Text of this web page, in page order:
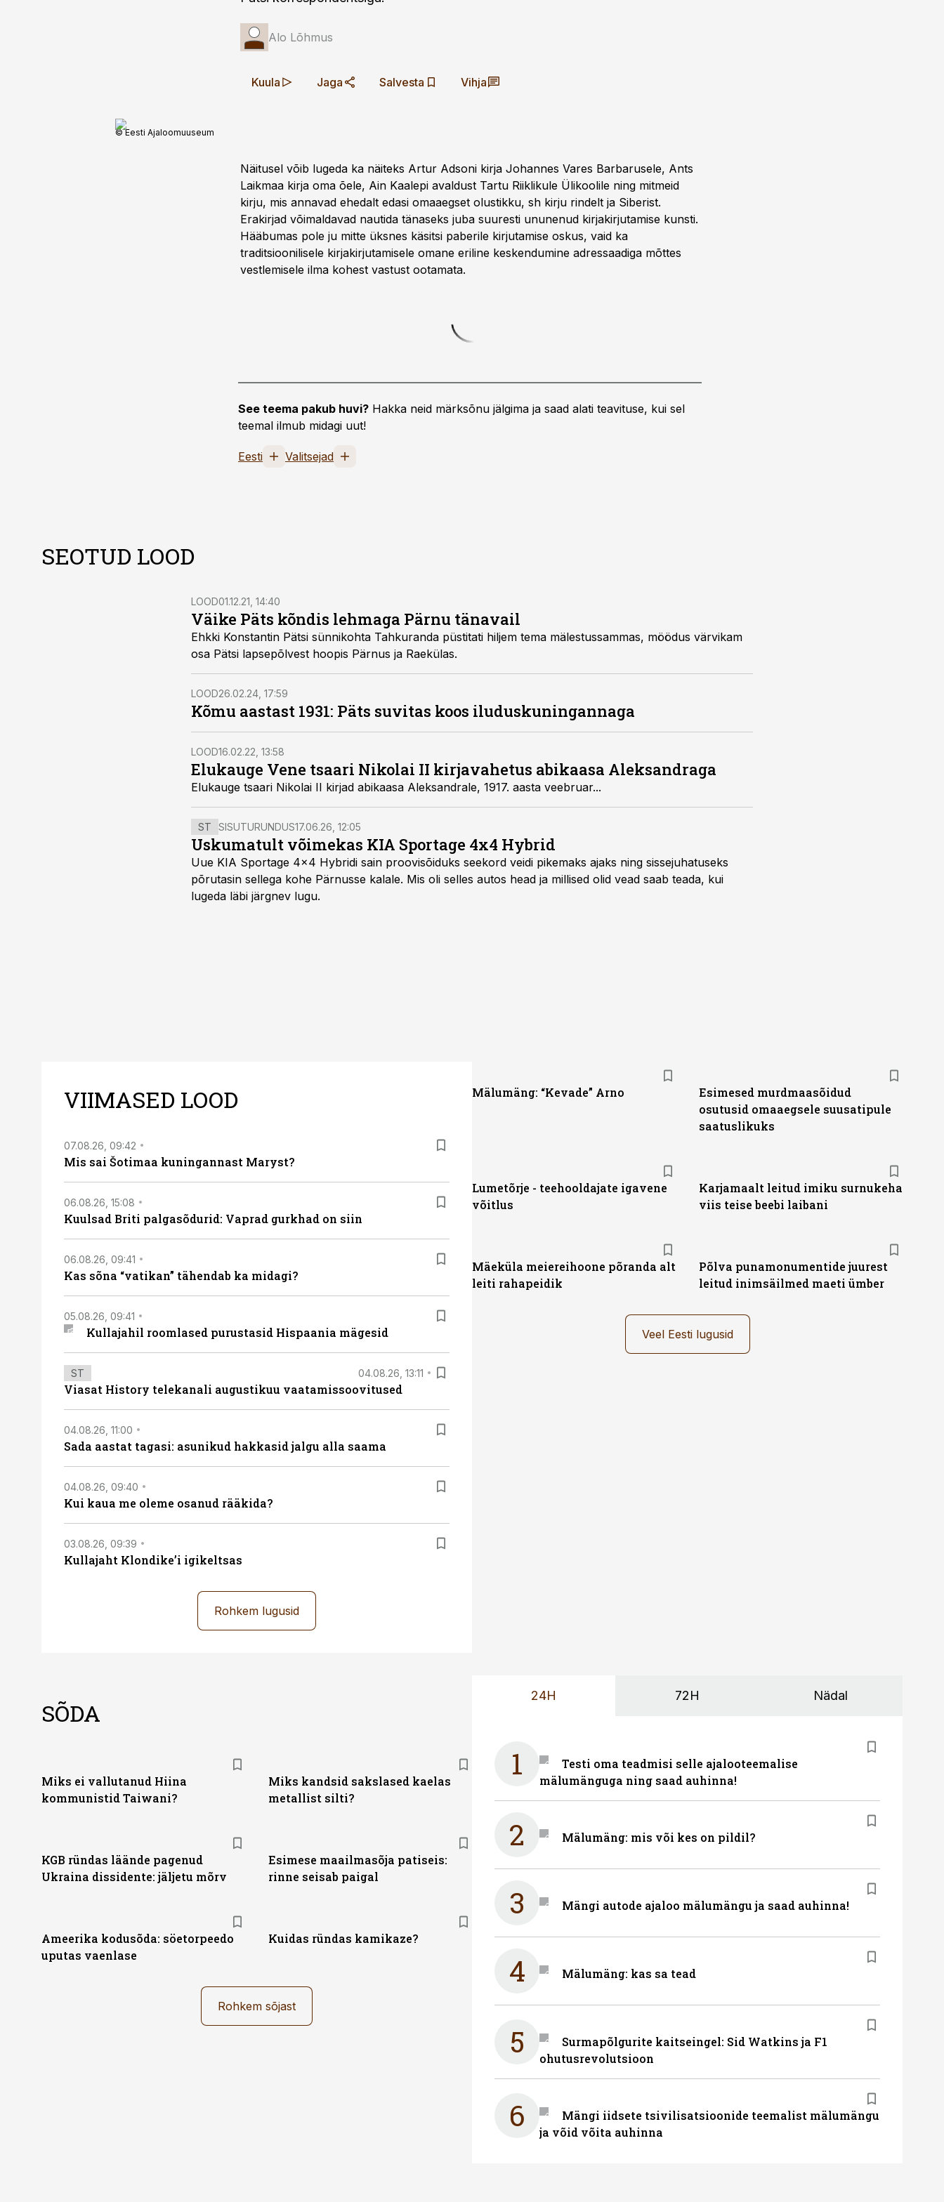
Alo Lõhmus
Kuula Jaga Salvesta Vihja
© Eesti Ajaloomuuseum
Näitusel võib lugeda ka näiteks Artur Adsoni kirja Johannes Vares Barbarusele, Ants
Laikmaa kirja oma õele, Ain Kaalepi avaldust Tartu Riiklikule Ülikoolile ning mitmeid
kirju, mis annavad ehedalt edasi omaaegset olustikku, sh kirju rindelt ja Siberist.
Erakirjad võimaldavad nautida tänaseks juba suuresti ununenud kirjakirjutamise kunsti.
Hääbumas pole ju mitte üksnes käsitsi paberile kirjutamise oskus, vaid ka
traditsioonilisele kirjakirjutamisele omane eriline keskendumine adressaadiga mõttes
vestlemisele ilma kohest vastust ootamata.
See teema pakub huvi? Hakka neid märksõnu jälgima ja saad alati teavituse, kui sel
teemal ilmub midagi uut!
Eesti Valitsejad
SEOTUD LOOD
LOOD01.12.21, 14:40
Väike Päts kõndis lehmaga Pärnu tänavail
Ehkki Konstantin Pätsi sünnikohta Tahkuranda püstitati hiljem tema mälestussammas, möödus värvikam
osa Pätsi lapsepõlvest hoopis Pärnus ja Raekülas.
LOOD26.02.24, 17:59
Kõmu aastast 1931: Päts suvitas koos iluduskuningannaga
LOOD16.02.22, 13:58
Elukauge Vene tsaari Nikolai II kirjavahetus abikaasa Aleksandraga
Elukauge tsaari Nikolai II kirjad abikaasa Aleksandrale, 1917. aasta veebruar...
ST SISUTURUNDUS17.06.26, 12:05
Uskumatult võimekas KIA Sportage 4x4 Hybrid
Uue KIA Sportage 4x4 Hybridi sain proovisõiduks seekord veidi pikemaks ajaks ning sissejuhatuseks
põrutasin sellega kohe Pärnusse kalale. Mis oli selles autos head ja millised olid vead saab teada, kui
lugeda läbi järgnev lugu.
VIIMASED LOOD
07.08.26, 09:42
Mis sai Šotimaa kuningannast Maryst?
06.08.26, 15:08
Kuulsad Briti palgasõdurid: Vaprad gurkhad on siin
06.08.26, 09:41
Kas sõna “vatikan” tähendab ka midagi?
05.08.26, 09:41
Kullajahil roomlased purustasid Hispaania mägesid
ST 04.08.26, 13:11
Viasat History telekanali augustikuu vaatamissoovitused
04.08.26, 11:00
Sada aastat tagasi: asunikud hakkasid jalgu alla saama
04.08.26, 09:40
Kui kaua me oleme osanud rääkida?
03.08.26, 09:39
Kullajaht Klondike’i igikeltsas
Rohkem lugusid
Mälumäng: “Kevade” Arno
Esimesed murdmaasõidud
osutusid omaaegsele suusatipule
saatuslikuks
Lumetõrje - teehooldajate igavene
võitlus
Karjamaalt leitud imiku surnukeha
viis teise beebi laibani
Mäeküla meiereihoone põranda alt
leiti rahapeidik
Põlva punamonumentide juurest
leitud inimsäilmed maeti ümber
Veel Eesti lugusid
SÕDA
Miks ei vallutanud Hiina
kommunistid Taiwani?
Miks kandsid sakslased kaelas
metallist silti?
KGB ründas läände pagenud
Ukraina dissidente: jäljetu mõrv
Esimese maailmasõja patiseis:
rinne seisab paigal
Ameerika kodusõda: söetorpeedo
uputas vaenlase
Kuidas ründas kamikaze?
Rohkem sõjast
24H 72H Nädal
1
Testi oma teadmisi selle ajalooteemalise
mälumänguga ning saad auhinna!
2 Mälumäng: mis või kes on pildil?
3 Mängi autode ajaloo mälumängu ja saad auhinna!
4 Mälumäng: kas sa tead
5
Surmapõlgurite kaitseingel: Sid Watkins ja F1
ohutusrevolutsioon
6
Mängi iidsete tsivilisatsioonide teemalist mälumängu
ja võid võita auhinna